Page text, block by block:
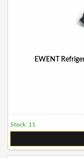
EWENT
Stock: 11